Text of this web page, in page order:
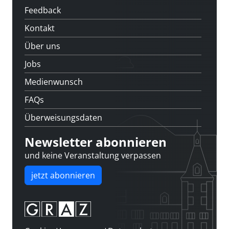
Feedback
Kontakt
Über uns
Jobs
Medienwunsch
FAQs
Überweisungsdaten
Newsletter abonnieren
und keine Veranstaltung verpassen
jetzt abonnieren